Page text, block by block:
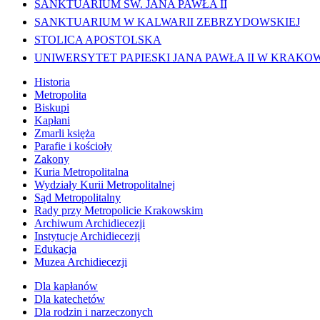
SANKTUARIUM ŚW. JANA PAWŁA II
SANKTUARIUM W KALWARII ZEBRZYDOWSKIEJ
STOLICA APOSTOLSKA
UNIWERSYTET PAPIESKI JANA PAWŁA II W
Historia
Metropolita
Biskupi
Kapłani
Zmarli księża
Parafie i kościoły
Zakony
Kuria Metropolitalna
Wydziały Kurii Metropolitalnej
Sąd Metropolitalny
Rady przy Metropolicie Krakowskim
Archiwum Archidiecezji
Instytucje Archidiecezji
Edukacja
Muzea Archidiecezji
Dla kapłanów
Dla katechetów
Dla rodzin i narzeczonych